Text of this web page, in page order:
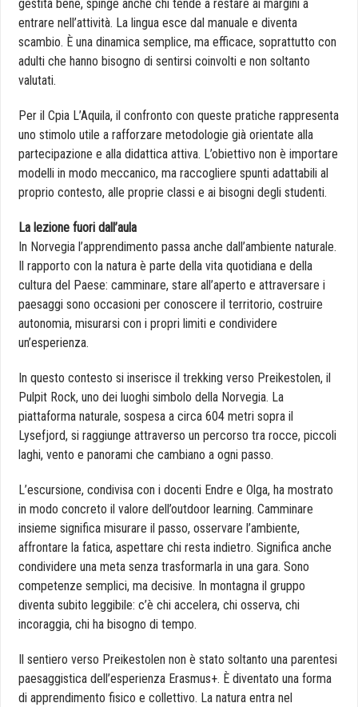
gestita bene, spinge anche chi tende a restare ai margini a
entrare nell’attività. La lingua esce dal manuale e diventa
scambio. È una dinamica semplice, ma efficace, soprattutto con
adulti che hanno bisogno di sentirsi coinvolti e non soltanto
valutati.
Per il Cpia L’Aquila, il confronto con queste pratiche rappresenta
uno stimolo utile a rafforzare metodologie già orientate alla
partecipazione e alla didattica attiva. L’obiettivo non è importare
modelli in modo meccanico, ma raccogliere spunti adattabili al
proprio contesto, alle proprie classi e ai bisogni degli studenti.
La lezione fuori dall’aula
In Norvegia l’apprendimento passa anche dall’ambiente naturale.
Il rapporto con la natura è parte della vita quotidiana e della
cultura del Paese: camminare, stare all’aperto e attraversare i
paesaggi sono occasioni per conoscere il territorio, costruire
autonomia, misurarsi con i propri limiti e condividere
un’esperienza.
In questo contesto si inserisce il trekking verso Preikestolen, il
Pulpit Rock, uno dei luoghi simbolo della Norvegia. La
piattaforma naturale, sospesa a circa 604 metri sopra il
Lysefjord, si raggiunge attraverso un percorso tra rocce, piccoli
laghi, vento e panorami che cambiano a ogni passo.
L’escursione, condivisa con i docenti Endre e Olga, ha mostrato
in modo concreto il valore dell’outdoor learning. Camminare
insieme significa misurare il passo, osservare l’ambiente,
affrontare la fatica, aspettare chi resta indietro. Significa anche
condividere una meta senza trasformarla in una gara. Sono
competenze semplici, ma decisive. In montagna il gruppo
diventa subito leggibile: c’è chi accelera, chi osserva, chi
incoraggia, chi ha bisogno di tempo.
Il sentiero verso Preikestolen non è stato soltanto una parentesi
paesaggistica dell’esperienza Erasmus+. È diventato una forma
di apprendimento fisico e collettivo. La natura entra nel